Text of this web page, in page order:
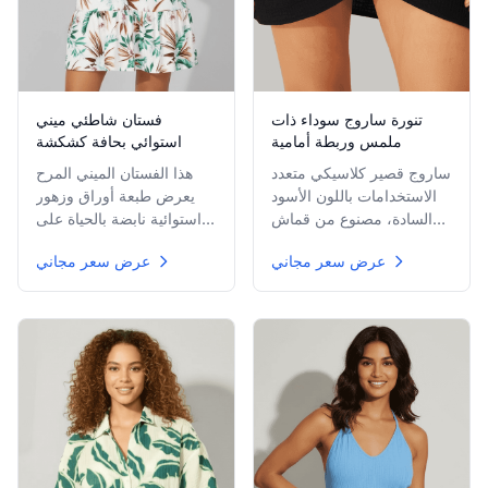
فستان شاطئي ميني
استوائي بحافة كشكشة
هذا الفستان الميني المرح
يعرض طبعة أوراق وزهور
استوائية نابضة بالحياة على
رقبة scoop جذابة، حمالات
رفيعة، وطبقة كشكشة
عرض سعر مجاني
تنورة ساروج سوداء ذات
ملمس وربطة أمامية
ساروج قصير كلاسيكي متعدد
الاستخدامات باللون الأسود
السادة، مصنوع من قماش
يلتف حول الوركين ويُربط
بعقدة كبيرة من الأمام.
عرض سعر مجاني